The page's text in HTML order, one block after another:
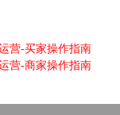
营-买家操作指南
营-商家操作指南